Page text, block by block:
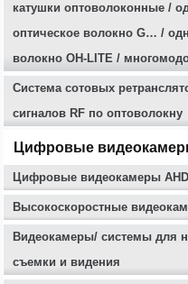
катушки оптоволоконные /
оптическое волокно G… /
волокно OH-LITE /
Система сотовых
сигналов RF по оптоволокну
Цифровые
Цифровые видеокамеры AHD
Высокоскоростные
Видеокамеры/ системы для
съемки и видения